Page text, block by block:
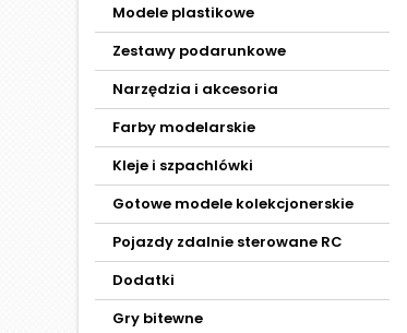
Modele plastikowe
Zestawy podarunkowe
Narzędzia i akcesoria
Farby modelarskie
Kleje i szpachlówki
Gotowe modele kolekcjonerskie
Pojazdy zdalnie sterowane RC
Dodatki
Gry bitewne